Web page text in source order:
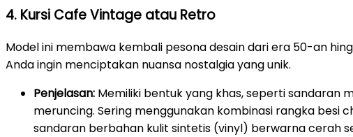
4. Kursi Cafe Vintage atau Retro
Model ini membawa kembali pesona desain dari era 50-an
Anda ingin menciptakan nuansa nostalgia yang unik.
Penjelasan: Memiliki bentuk yang khas, seperti sandaran
meruncing. Sering menggunakan kombinasi rangka besi
sandaran berbahan kulit sintetis (vinyl) berwarna cerah